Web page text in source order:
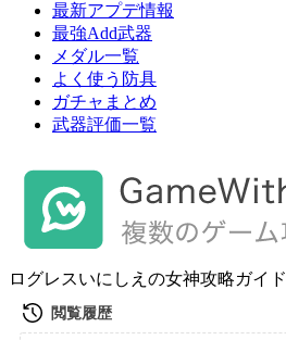
最新アプデ情報
最強Add武器
メダル一覧
よく使う防具
ガチャまとめ
武器評価一覧
ログレスいにしえの女神攻略ガイド